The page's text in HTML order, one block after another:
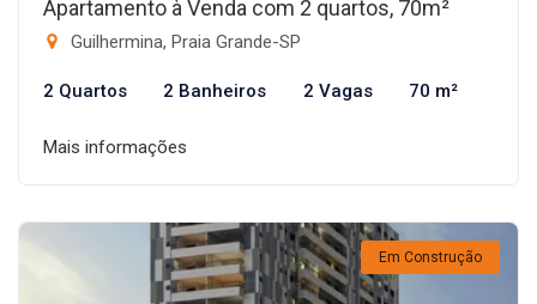
Apartamento à Venda com 2 quartos, 70m²
Guilhermina, Praia Grande-SP
2 Quartos 2 Banheiros 2 Vagas 70 m²
Mais informações
Em Construção